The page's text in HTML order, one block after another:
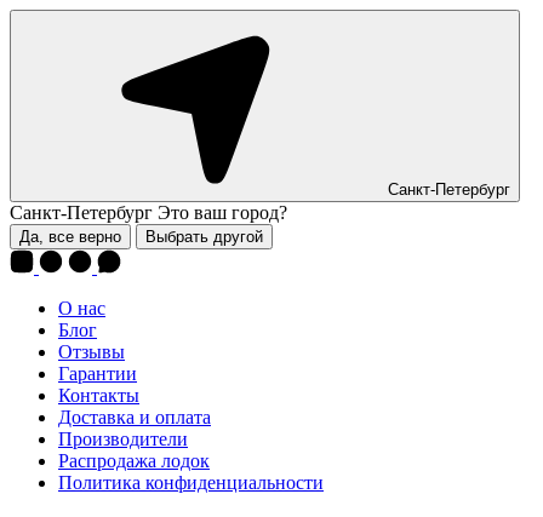
Санкт-Петербург
Санкт-Петербург Это ваш город?
Да, все верно Выбрать другой
О нас
Блог
Отзывы
Гарантии
Контакты
Доставка и оплата
Производители
Распродажа лодок
Политика конфиденциальности